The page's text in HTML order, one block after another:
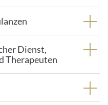
Dienst,
Therapeuten